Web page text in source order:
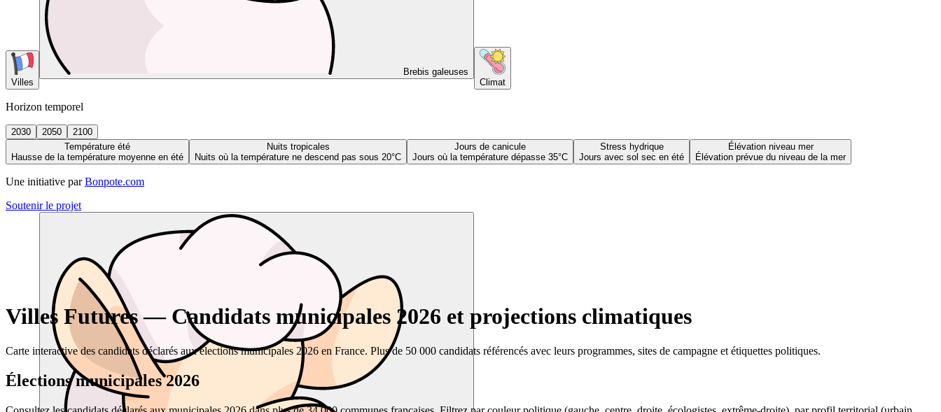
Villes
Brebis galeuses
Climat
Horizon temporel
2030 2050
2100
Température été
Hausse de la température moyenne en été
Nuits tropicales
Nuits où la température ne descend pas sous 20°C
Jours de canicule
Jours où la température dépasse 35°C
Stress hydrique
Jours avec sol sec en été
Élévation niveau mer
Élévation prévue du niveau de la mer
Une initiative par Bonpote.com
Soutenir le projet
Villes Futures — Candidats municipales 2026 et projections climatiques
Carte interactive des candidats déclarés aux élections municipales 2026 en France. Plus de 50 000 candidats référencés avec leurs programmes, sites de campagne et étiquettes politiques.
Élections municipales 2026